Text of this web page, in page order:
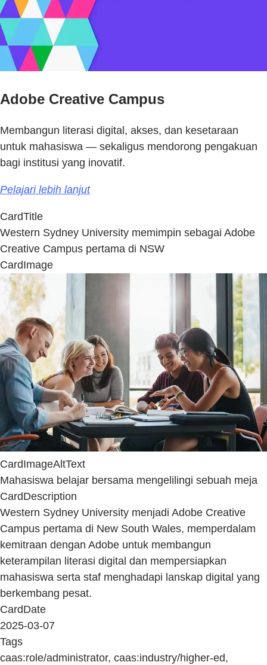
Adobe Creative Campus
Membangun literasi digital, akses, dan kesetaraan
untuk mahasiswa — sekaligus mendorong pengakuan
bagi institusi yang inovatif.
Pelajari lebih lanjut
CardTitle
Western Sydney University memimpin sebagai Adobe
Creative Campus pertama di NSW
CardImage
CardImageAltText
Mahasiswa belajar bersama mengelilingi sebuah meja
CardDescription
Western Sydney University menjadi Adobe Creative
Campus pertama di New South Wales, memperdalam
kemitraan dengan Adobe untuk membangun
keterampilan literasi digital dan mempersiapkan
mahasiswa serta staf menghadapi lanskap digital yang
berkembang pesat.
CardDate
2025-03-07
Tags
caas:role/administrator, caas:industry/higher-ed,